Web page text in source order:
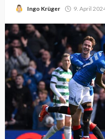
Ingo Krüger 9. April